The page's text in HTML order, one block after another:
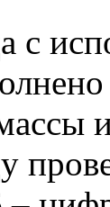
с